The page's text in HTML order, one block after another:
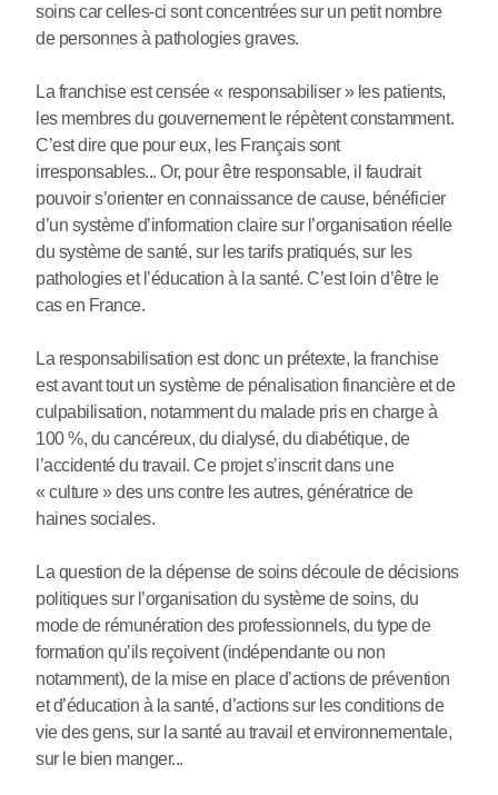
soins car celles-ci sont concentrées sur un petit nombre
de personnes à pathologies graves.
La franchise est censée « responsabiliser » les patients,
les membres du gouvernement le répètent constamment.
C’est dire que pour eux, les Français sont
irresponsables... Or, pour être responsable, il faudrait
pouvoir s’orienter en connaissance de cause, bénéficier
d’un système d’information claire sur l’organisation réelle
du système de santé, sur les tarifs pratiqués, sur les
pathologies et l’éducation à la santé. C’est loin d’être le
cas en France.
La responsabilisation est donc un prétexte, la franchise
est avant tout un système de pénalisation financière et de
culpabilisation, notamment du malade pris en charge à
100 %, du cancéreux, du dialysé, du diabétique, de
l’accidenté du travail. Ce projet s’inscrit dans une
« culture » des uns contre les autres, génératrice de
haines sociales.
La question de la dépense de soins découle de décisions
politiques sur l’organisation du système de soins, du
mode de rémunération des professionnels, du type de
formation qu’ils reçoivent (indépendante ou non
notamment), de la mise en place d’actions de prévention
et d’éducation à la santé, d’actions sur les conditions de
vie des gens, sur la santé au travail et environnementale,
sur le bien manger...